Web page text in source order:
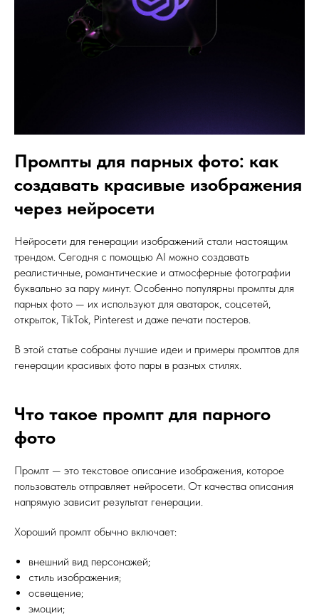
Промпты для парных фото: как
создавать красивые изображения
через нейросети
Нейросети для генерации изображений стали настоящим
трендом. Сегодня с помощью AI можно создавать
реалистичные, романтические и атмосферные фотографии
буквально за пару минут. Особенно популярны промпты для
парных фото — их используют для аватарок, соцсетей,
открыток, TikTok, Pinterest и даже печати постеров.
В этой статье собраны лучшие идеи и примеры промптов для
генерации красивых фото пары в разных стилях.
Что такое промпт для парного
фото
Промпт — это текстовое описание изображения, которое
пользователь отправляет нейросети. От качества описания
напрямую зависит результат генерации.
Хороший промпт обычно включает:
внешний вид персонажей;
стиль изображения;
освещение;
эмоции;